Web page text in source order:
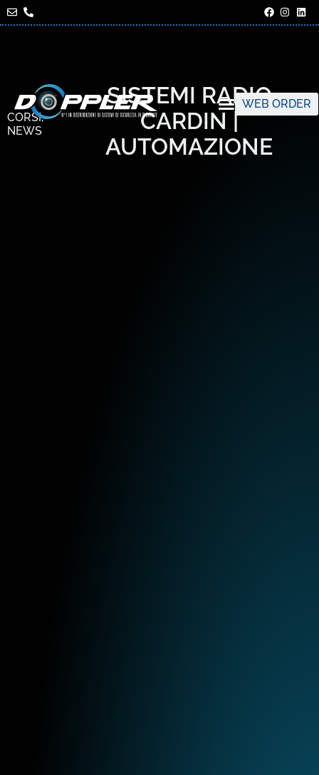
WEB ORDER
CORSI,
NEWS
SISTEMI RADIO
CARDIN |
AUTOMAZIONE